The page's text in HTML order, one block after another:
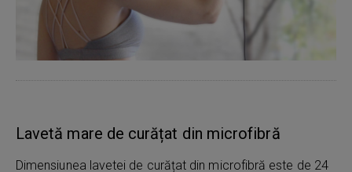
Lavetă mare de curățat din microfibră
Dimensiunea lavetei de curățat din microfibră este de 24